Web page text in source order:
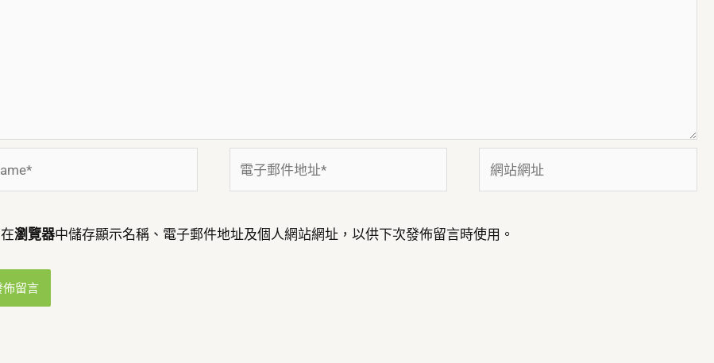
件
站
址
在瀏覽器中儲存顯示名稱、電子郵件地址及個人網站網址，以供下次發佈留言時使用。